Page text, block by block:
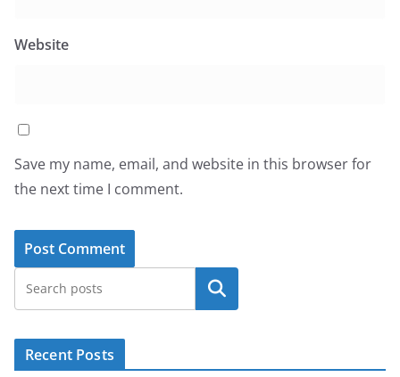
Website
Save my name, email, and website in this browser for
the next time I comment.
Search
Recent Posts